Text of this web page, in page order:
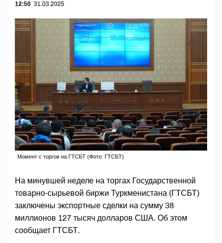
12:50 31.03.2025
Момент с торгов на ГТСБТ (Фото: ГТСБТ)
На минувшей неделе на торгах Государственной
товарно-сырьевой биржи Туркменистана (ГТСБТ)
заключены экспортные сделки на сумму 38
миллионов 127 тысяч долларов США. Об этом
сообщает ГТСБТ.